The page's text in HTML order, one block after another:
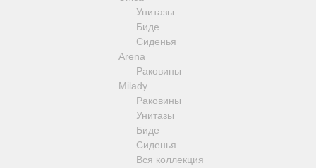
Princeton
Princeton Plus
Provance
Reversa
Revival
Sirius
Syntesi
Tenesi
Vivaldi
Девиаторы
Напольные смесители
Смесители для кухни
Унитазы
Биде
Сиденья
Arena
Раковины
Milady
Раковины
Унитазы
Биде
Сиденья
Вся коллекция